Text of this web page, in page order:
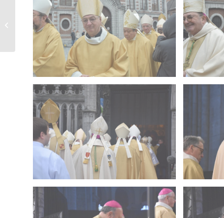
Ordination diaconale
en vue du presbytérat
d’Antoine Poivre –